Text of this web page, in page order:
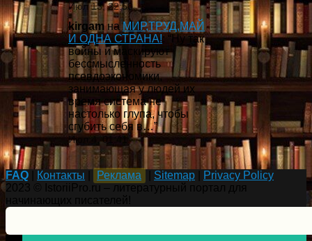
Июл 13, 22:50
kirgam наМИР,ТРУД,МАЙ
И ОДНА СТРАНА!: “ Ну так
войны и маскируют
бессмысленность
псевдоэкономики,
занимающая у людей их
время система не
настолько глупа, чтобы
сгубить себя в…”
Июл 4, 01:41
FAQ Контакты Реклама Sitemap
Privacy Policy